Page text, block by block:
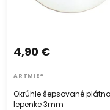
Okrúhle šepsované
lepenke 3mm
4,90 €
ARTMIE®